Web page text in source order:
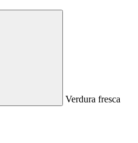
Verdura fresca